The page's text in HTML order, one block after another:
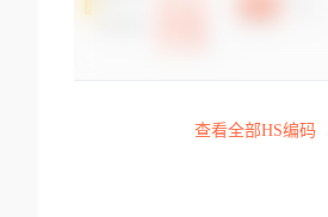
查看全部HS编码